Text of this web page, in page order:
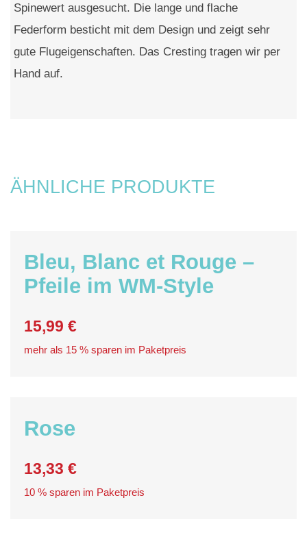
Spinewert ausgesucht. Die lange und flache
Federform besticht mit dem Design und zeigt sehr
gute Flugeigenschaften. Das Cresting tragen wir per
Hand auf.
ÄHNLICHE PRODUKTE
Bleu, Blanc et Rouge –
Pfeile im WM-Style
15,99 €
mehr als 15 % sparen im Paketpreis
Rose
13,33 €
10 % sparen im Paketpreis